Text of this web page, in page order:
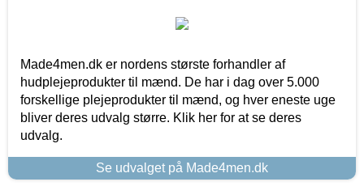
Made4men.dk er nordens største forhandler af
hudplejeprodukter til mænd. De har i dag over 5.000
forskellige plejeprodukter til mænd, og hver eneste uge
bliver deres udvalg større. Klik her for at se deres
udvalg.
Se udvalget på Made4men.dk